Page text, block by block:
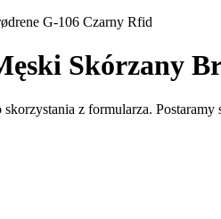
G-106 Czarny Rfid
Skórzany
z formularza.